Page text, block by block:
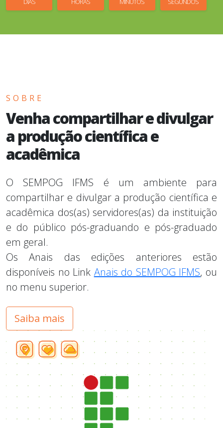
SOBRE
Venha compartilhar e divulgar
a produção científica e
acadêmica
O SEMPOG IFMS é um ambiente para
compartilhar e divulgar a produção científica e
acadêmica dos(as) servidores(as) da instituição
e do público pós-graduando e pós-graduado
em geral.
Os Anais das edições anteriores estão
disponíveis no Link Anais do SEMPOG IFMS, ou
no menu superior.
Saiba mais